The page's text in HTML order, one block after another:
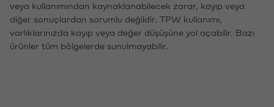
veya kullanımından kaynaklanabilecek zarar, kayıp veya
diğer sonuçlardan sorumlu değildir. TPW kullanımı,
varlıklarınızda kayıp veya değer düşüşüne yol açabilir. Bazı
ürünler tüm bölgelerde sunulmayabilir.